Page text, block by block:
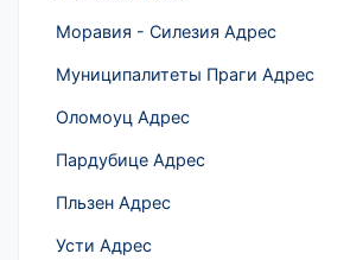
Моравия - Силезия Адрес
Муниципалитеты Праги Адрес
Оломоуц Адрес
Пардубице Адрес
Пльзен Адрес
Усти Адрес